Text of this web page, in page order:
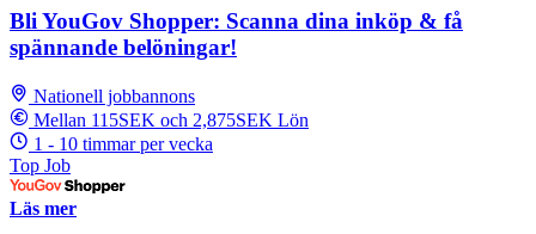
Bli YouGov Shopper: Scanna dina inköp & få
spännande belöningar!
Nationell jobbannons
Mellan 115SEK och 2,875SEK Lön
1 - 10 timmar per vecka
Top Job
Läs mer